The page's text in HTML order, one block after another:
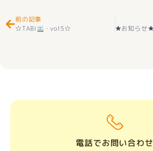
前の記事
☆TABI
・vol5☆
電話でお問い合わせ